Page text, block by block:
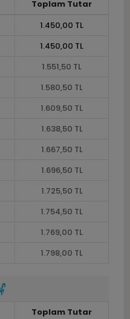
Toplam Tutar
1.450,00 TL
1.450,00 TL
1.551,50 TL
1.580,50 TL
1.609,50 TL
1.638,50 TL
1.667,50 TL
1.696,50 TL
1.725,50 TL
1.754,50 TL
1.769,00 TL
1.798,00 TL
Toplam Tutar